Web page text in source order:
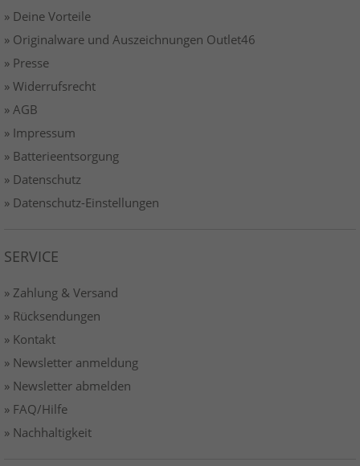
» Deine Vorteile
» Originalware und Auszeichnungen Outlet46
» Presse
» Widerrufsrecht
» AGB
» Impressum
» Batterieentsorgung
» Datenschutz
» Datenschutz-Einstellungen
SERVICE
» Zahlung & Versand
» Rücksendungen
» Kontakt
» Newsletter anmeldung
» Newsletter abmelden
» FAQ/Hilfe
» Nachhaltigkeit